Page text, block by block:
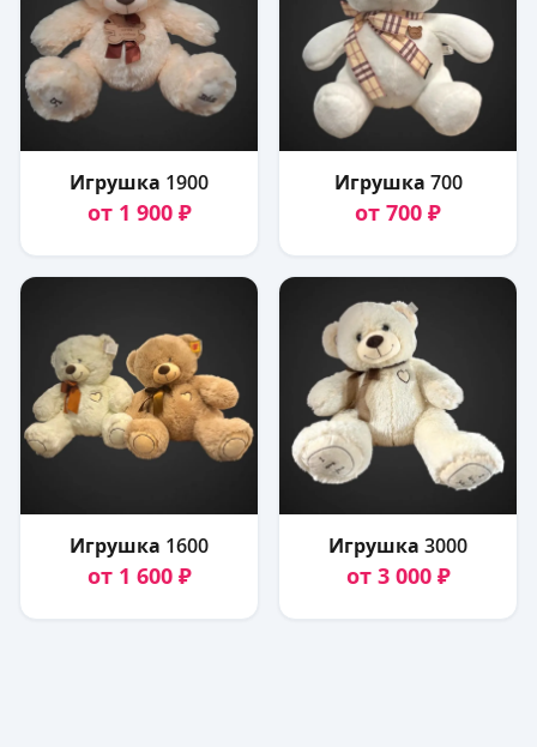
Игрушка 1900
от 1 900 ₽
Игрушка 700
от 700 ₽
Игрушка 1600
от 1 600 ₽
Игрушка 3000
от 3 000 ₽